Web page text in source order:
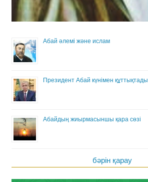
Абай әлемі және ислам
Президент Абай күнімен құттықтады
Абайдың жиырмасыншы қара сөзі
бәрін қарау